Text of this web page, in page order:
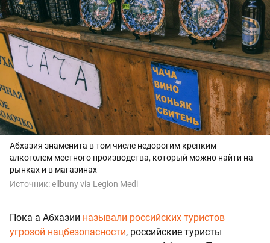
Абхазия знаменита в том числе недорогим крепким
алкоголем местного производства, который можно найти на
рынках и в магазинах
Источник:ellbuny via Legion Medi
Пока а Абхазии называли российских туристов
угрозой нацбезопасности, российские туристы